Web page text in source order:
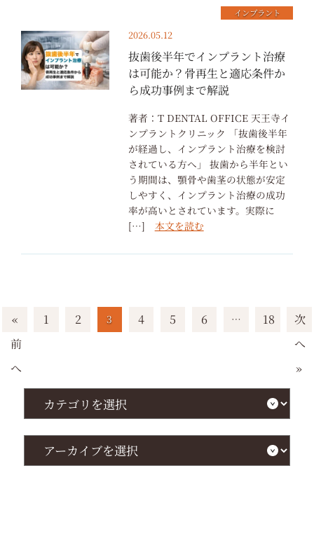
2026.05.12
抜歯後半年でインプラント治療
は可能か？骨再生と適応条件か
ら成功事例まで解説
著者：T DENTAL OFFICE 天王寺イ
ンプラントクリニック 「抜歯後半年
が経過し、インプラント治療を検討
されている方へ」 抜歯から半年とい
う期間は、顎骨や歯茎の状態が安定
しやすく、インプラント治療の成功
率が高いとされています。実際に
[…] 本文を読む
インプラント
«
前
へ
1 2 3 4 5 6 … 18
次
へ
»
カ
ゴ
を
ア
カ